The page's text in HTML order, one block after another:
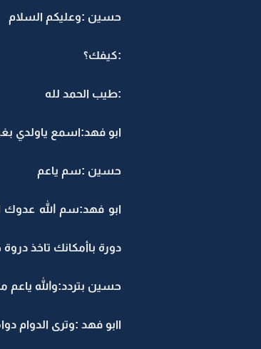
حسين :وعليكم السلام
:كيفك؟
:طيب الحمد لله
ابو فهد:اسمع ياولدي
حسين :سم ياعم
دورة باأمكانك تاخذ دروة حاسب مهنية
حسين بتردد:والله
اابو فهد :وترى الدوام